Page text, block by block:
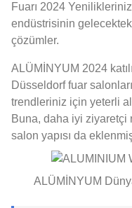
Fuarı 2024
endüstrisinin
çözümler.
ALÜMİNYUM 2024
Düsseldorf fuar
trendleriniz için yeterli
Buna, daha iyi
salon yapısı da
ALÜMİNYUM